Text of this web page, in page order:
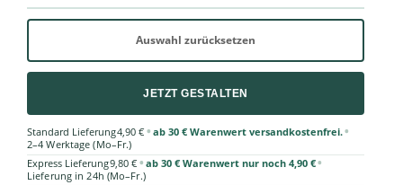
Auswahl zurücksetzen
JETZT GESTALTEN
Standard Lieferung4,90 € • ab 30 € Warenwert versandkostenfrei.•
2–4 Werktage (Mo–Fr.)
Express Lieferung9,80 € • ab 30 € Warenwert nur noch 4,90 €•
Lieferung in 24h (Mo–Fr.)